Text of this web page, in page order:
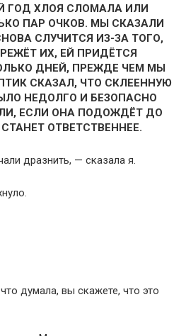
ГОД ХЛОЯ СЛОМАЛА ИЛИ
ПАР ОЧКОВ. МЫ СКАЗАЛИ
СЛУЧИТСЯ ИЗ-ЗА ТОГО,
ИХ, ЕЙ ПРИДЁТСЯ
ДНЕЙ, ПРЕЖДЕ ЧЕМ МЫ
СКАЗАЛ, ЧТО СКЛЕЕННУЮ
НЕДОЛГО И БЕЗОПАСНО
ЕСЛИ ОНА ПОДОЖДЁТ ДО
ОТВЕТСТВЕННЕЕ.
дразнить, — сказала я.
думала, вы скажете, что это